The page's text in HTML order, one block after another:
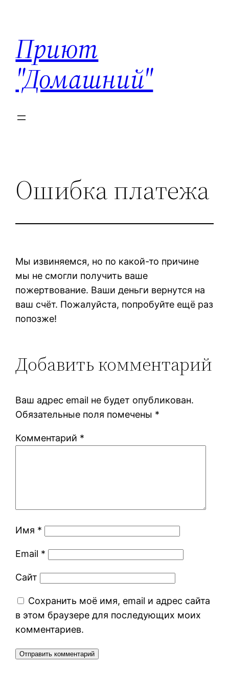
содержимому
Приют
"Домашний"
Ошибка платежа
Мы извиняемся, но по какой-то причине
мы не смогли получить ваше
пожертвование. Ваши деньги вернутся на
ваш счёт. Пожалуйста, попробуйте ещё раз
попозже!
Добавить комментарий
Ваш адрес email не будет опубликован.
Обязательные поля помечены *
Комментарий *
Имя *
Email *
Сайт
Сохранить моё имя, email и адрес сайта
в этом браузере для последующих моих
комментариев.